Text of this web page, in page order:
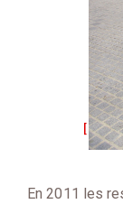
En 2011 les